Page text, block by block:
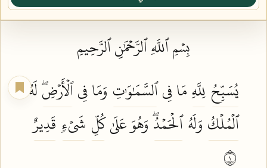
بِسۡمِ ٱللَّهِ ٱلرَّحۡمَٰنِ ٱلرَّحِيمِ
يُسَبِّحُ لِلَّهِمَا فِيٱلسَّمَٰوَٰتِ وَمَا فِيٱلۡأَرۡضِۖلَهُ
ٱلۡمُلۡكُ وَلَهُٱلۡحَمۡدُۖوَهُوَ عَلَىٰكُلِّ شَيۡءٖ قَدِيرٌ